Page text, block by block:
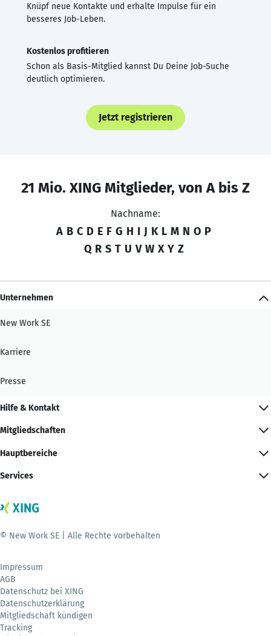
Knüpf neue Kontakte und erhalte Impulse für ein
besseres Job-Leben.
Kostenlos profitieren
Schon als Basis-Mitglied kannst Du Deine Job-Suche
deutlich optimieren.
Jetzt registrieren
21 Mio. XING Mitglieder, von A bis Z
Nachname:
A B C D E F G H I J K L M N O P
Q R S T U V W X Y Z
Unternehmen
New Work SE
Karriere
Presse
Hilfe & Kontakt
Mitgliedschaften
Hauptbereiche
Services
© New Work SE | Alle Rechte vorbehalten
Impressum
AGB
Datenschutz bei XING
Datenschutzerklärung
Mitgliedschaft kündigen
Tracking